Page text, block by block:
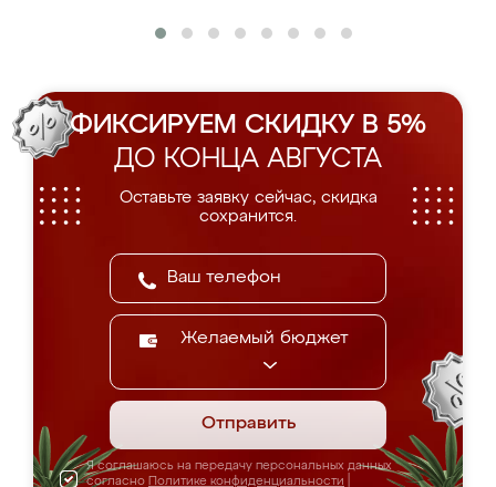
ФИКСИРУЕМ СКИДКУ В 5%
ДО КОНЦА АВГУСТА
Оставьте заявку сейчас, скидка
сохранится.
Желаемый бюджет
Отправить
Я соглашаюсь на передачу персональных данных
согласно Политике конфиденциальности